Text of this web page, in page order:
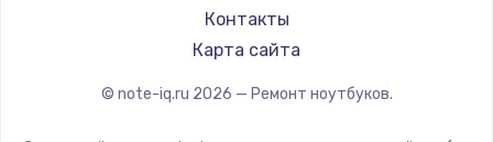
LG
Panasonic
Контакты
Карта сайта
© note-iq.ru 2026 — Ремонт ноутбуков.